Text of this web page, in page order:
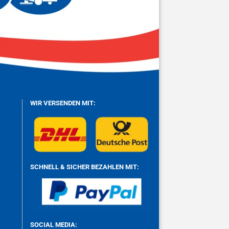
WIR VERSENDEN MIT:
SCHNELL & SICHER BEZAHLEN MIT:
SOCIAL MEDIA: